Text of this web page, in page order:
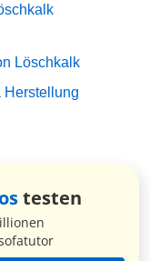
Löschkalk
Herstellung
testen